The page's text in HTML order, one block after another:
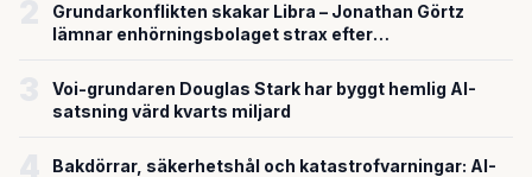
Grundarkonflikten skakar Libra – Jonathan Görtz
lämnar enhörningsbolaget strax efter
Voi-grundaren Douglas Stark har byggt hemlig AI-
satsning värd kvarts miljard
Bakdörrar, säkerhetshål och katastrofvarningar: AI-